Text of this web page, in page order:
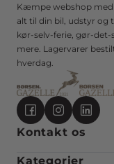
Kæmpe webshop med
alt til din bil, udstyr og
kør-selv-ferie, gør-
mere. Lagervarer
hverdag.
Kontakt os
Kategorier